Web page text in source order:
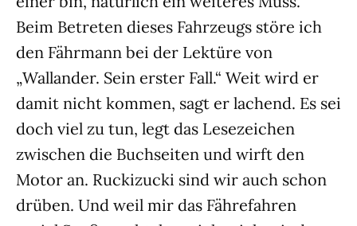
Beim Betreten dieses Fahrzeugs störe ich
den Fährmann bei der Lektüre von
„Wallander. Sein erster Fall.“ Weit wird er
damit nicht kommen, sagt er lachend. Es sei
doch viel zu tun, legt das Lesezeichen
zwischen die Buchseiten und wirft den
Motor an. Ruckizucki sind wir auch schon
drüben. Und weil mir das Fährefahren